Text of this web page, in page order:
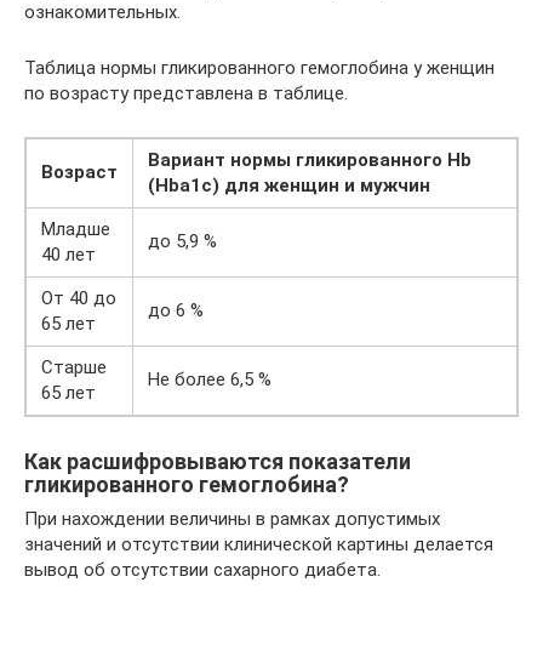
ознакомительных.
Таблица нормы гликированного гемоглобина у женщин
по возрасту представлена в таблице.
Возраст
Вариант нормы гликированного Hb
(Hba1c) для женщин и мужчин
Младше
40 лет
до 5,9 %
От 40 до
65 лет
до 6 %
Старше
65 лет
Не более 6,5 %
Как расшифровываются показатели
гликированного гемоглобина?
При нахождении величины в рамках допустимых
значений и отсутствии клинической картины делается
вывод об отсутствии сахарного диабета.